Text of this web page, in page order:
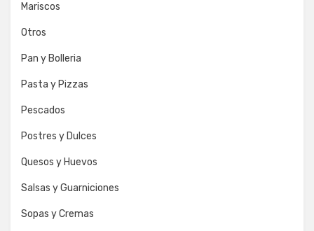
Mariscos
Otros
Pan y Bolleria
Pasta y Pizzas
Pescados
Postres y Dulces
Quesos y Huevos
Salsas y Guarniciones
Sopas y Cremas